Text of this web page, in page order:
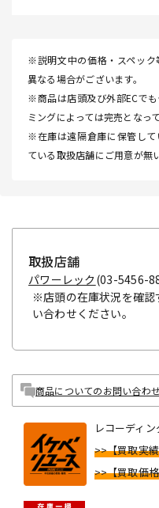
※説明文中の価格・スペッ
異なる場合がございます。
※商品は店頭及び外部ECで
ミングによっては完売となっ
※在庫は遠隔倉庫に保管し
ている取扱店舗にご用意が無
取扱店舗
パワーレック (03-5456-
※店頭の在庫状況を確認
い合わせください。
商品についてのお問い合わ
レコーディ
>>【買取実
>>【買取価